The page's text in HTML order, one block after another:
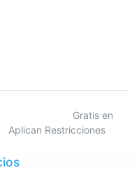
Gratis en
Aplican Restricciones